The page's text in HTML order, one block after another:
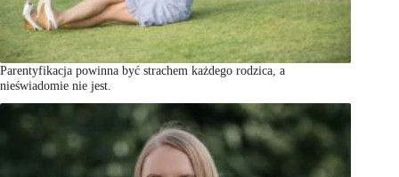
Parentyfikacja powinna być strachem każdego rodzica, a
nieświadomie nie jest.